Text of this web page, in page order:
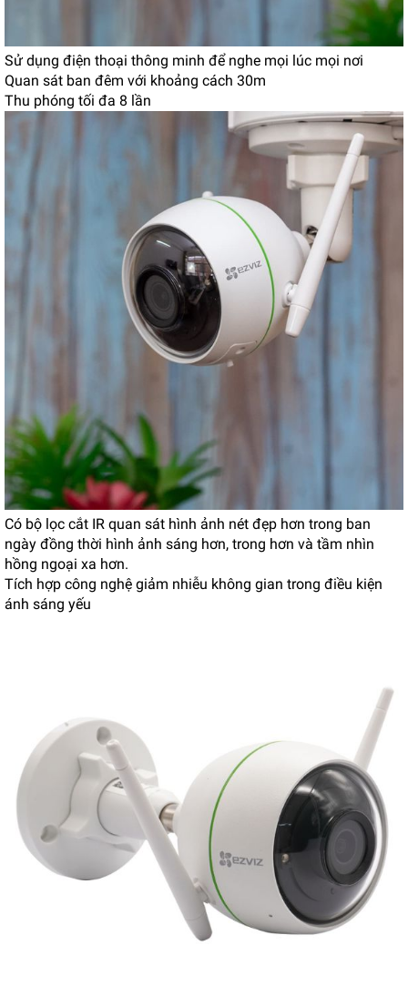
Sử dụng điện thoại thông minh để nghe mọi lúc mọi nơi
Quan sát ban đêm với khoảng cách 30m
Thu phóng tối đa 8 lần
Có bộ lọc cắt IR quan sát hình ảnh nét đẹp hơn trong ban
ngày đồng thời hình ảnh sáng hơn, trong hơn và tầm nhìn
hồng ngoại xa hơn.
Tích hợp công nghệ giảm nhiễu không gian trong điều kiện
ánh sáng yếu